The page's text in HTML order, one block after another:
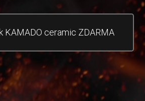
KAMADO ceramic ZDARMA